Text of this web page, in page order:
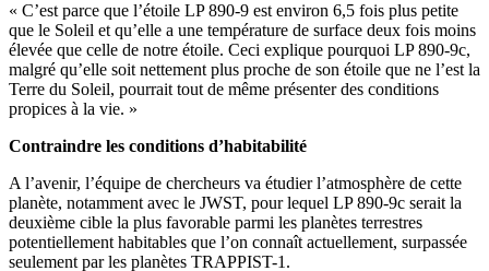
« C’est parce que l’étoile LP 890-9 est environ 6,5 fois plus petite
que le Soleil et qu’elle a une température de surface deux fois moins
élevée que celle de notre étoile. Ceci explique pourquoi LP 890-9c,
malgré qu’elle soit nettement plus proche de son étoile que ne l’est la
Terre du Soleil, pourrait tout de même présenter des conditions
propices à la vie. »
Contraindre les conditions d’habitabilité
A l’avenir, l’équipe de chercheurs va étudier l’atmosphère de cette
planète, notamment avec le JWST, pour lequel LP 890-9c serait la
deuxième cible la plus favorable parmi les planètes terrestres
potentiellement habitables que l’on connaît actuellement, surpassée
seulement par les planètes TRAPPIST-1.